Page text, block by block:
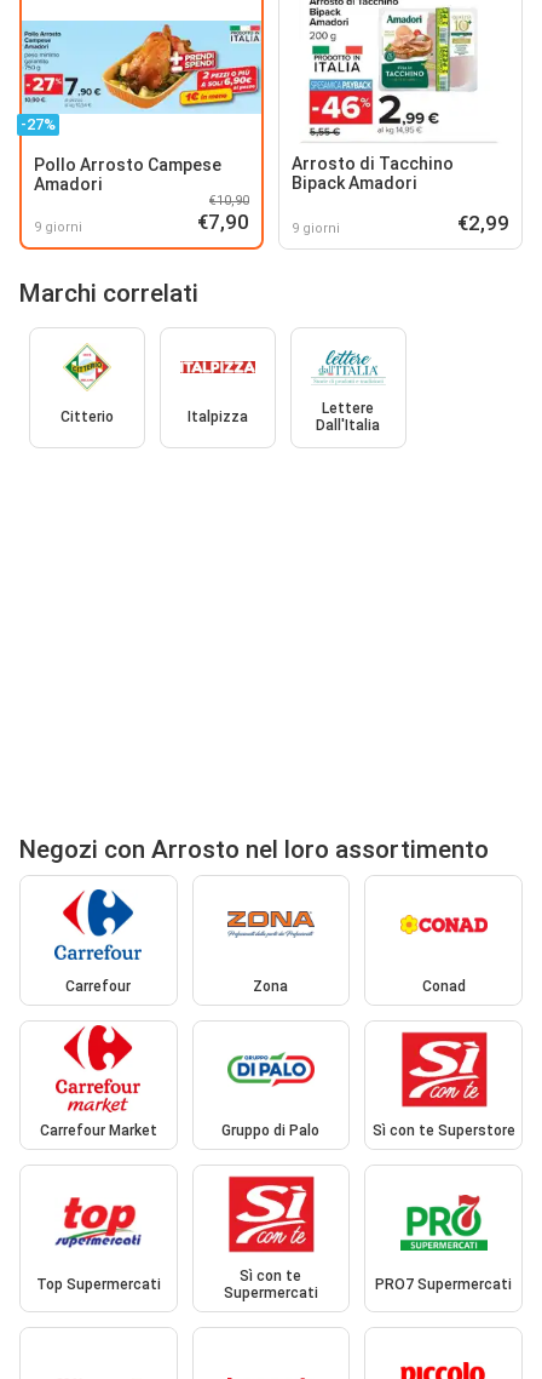
-27%
Pollo Arrosto Campese
Amadori
9 giorni
€10,90
€7,90
Arrosto di Tacchino
Bipack Amadori
9 giorni €2,99
Marchi correlati
Citterio Italpizza
Lettere
Dall'Italia
Negozi con Arrosto nel loro assortimento
Carrefour Zona Conad
Carrefour Market Gruppo di Palo Sì con te Superstore
Top Supermercati
Sì con te
Supermercati
PRO7 Supermercati